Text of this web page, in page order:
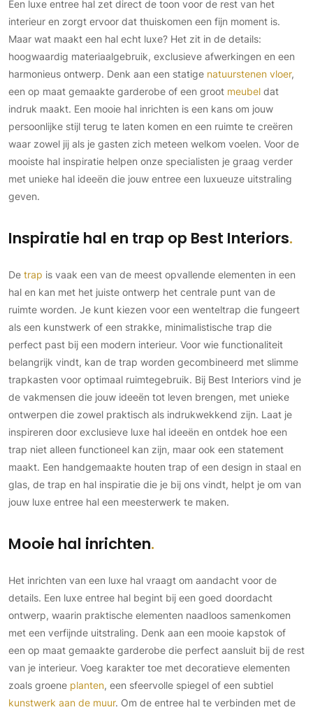
Een luxe entree hal zet direct de toon voor de rest van het
interieur en zorgt ervoor dat thuiskomen een fijn moment is.
Maar wat maakt een hal echt luxe? Het zit in de details:
hoogwaardig materiaalgebruik, exclusieve afwerkingen en een
harmonieus ontwerp. Denk aan een statige natuurstenen vloer,
een op maat gemaakte garderobe of een groot meubel dat
indruk maakt. Een mooie hal inrichten is een kans om jouw
persoonlijke stijl terug te laten komen en een ruimte te creëren
waar zowel jij als je gasten zich meteen welkom voelen. Voor de
mooiste hal inspiratie helpen onze specialisten je graag verder
met unieke hal ideeën die jouw entree een luxueuze uitstraling
geven.
Inspiratie hal en trap op Best Interiors
De trap is vaak een van de meest opvallende elementen in een
hal en kan met het juiste ontwerp het centrale punt van de
ruimte worden. Je kunt kiezen voor een wenteltrap die fungeert
als een kunstwerk of een strakke, minimalistische trap die
perfect past bij een modern interieur. Voor wie functionaliteit
belangrijk vindt, kan de trap worden gecombineerd met slimme
trapkasten voor optimaal ruimtegebruik. Bij Best Interiors vind je
de vakmensen die jouw ideeën tot leven brengen, met unieke
ontwerpen die zowel praktisch als indrukwekkend zijn. Laat je
inspireren door exclusieve luxe hal ideeën en ontdek hoe een
trap niet alleen functioneel kan zijn, maar ook een statement
maakt. Een handgemaakte houten trap of een design in staal en
glas, de trap en hal inspiratie die je bij ons vindt, helpt je om van
jouw luxe entree hal een meesterwerk te maken.
Mooie hal inrichten
Het inrichten van een luxe hal vraagt om aandacht voor de
details. Een luxe entree hal begint bij een goed doordacht
ontwerp, waarin praktische elementen naadloos samenkomen
met een verfijnde uitstraling. Denk aan een mooie kapstok of
een op maat gemaakte garderobe die perfect aansluit bij de rest
van je interieur. Voeg karakter toe met decoratieve elementen
zoals groene planten, een sfeervolle spiegel of een subtiel
kunstwerk aan de muur. Om de entree hal te verbinden met de